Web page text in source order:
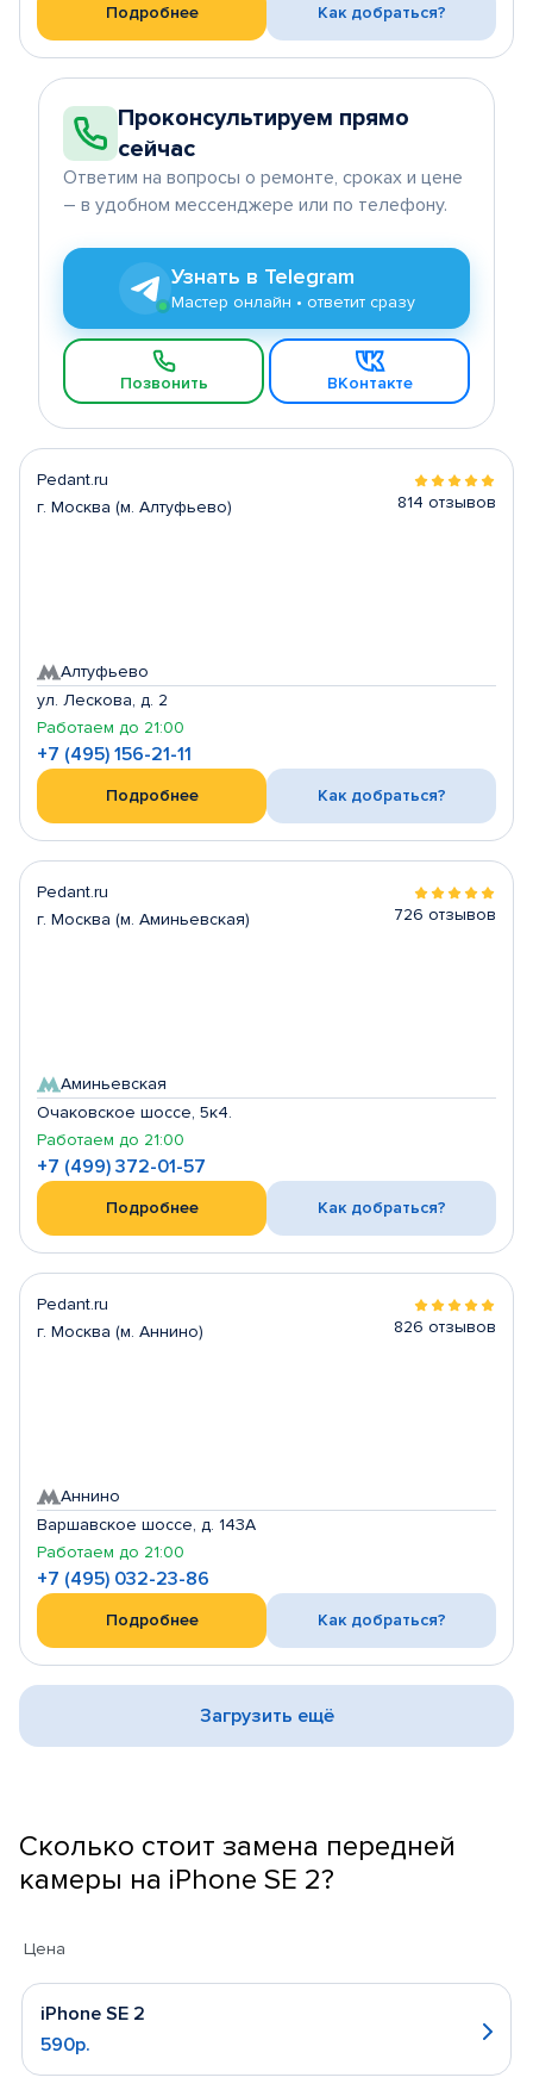
Подробнее Как добраться?
Проконсультируем прямо
сейчас
Ответим на вопросы о ремонте, сроках и цене
– в удобном мессенджере или по телефону.
Узнать в Telegram
Мастер онлайн • ответит сразу
Позвонить ВКонтакте
Pedant.ru
г. Москва (м. Алтуфьево)
814 отзывов
Алтуфьево
ул. Лескова, д. 2
Работаем до 21:00
+7 (495) 156-21-11
Подробнее Как добраться?
Pedant.ru
г. Москва (м. Аминьевская)
726 отзывов
Аминьевская
Очаковское шоссе, 5к4.
Работаем до 21:00
+7 (499) 372-01-57
Подробнее Как добраться?
Pedant.ru
г. Москва (м. Аннино)
826 отзывов
Аннино
Варшавское шоссе, д. 143А
Работаем до 21:00
+7 (495) 032-23-86
Подробнее Как добраться?
Загрузить ещё
Сколько стоит замена передней
камеры на iPhone SE 2?
Цена
iPhone SE 2
590р.